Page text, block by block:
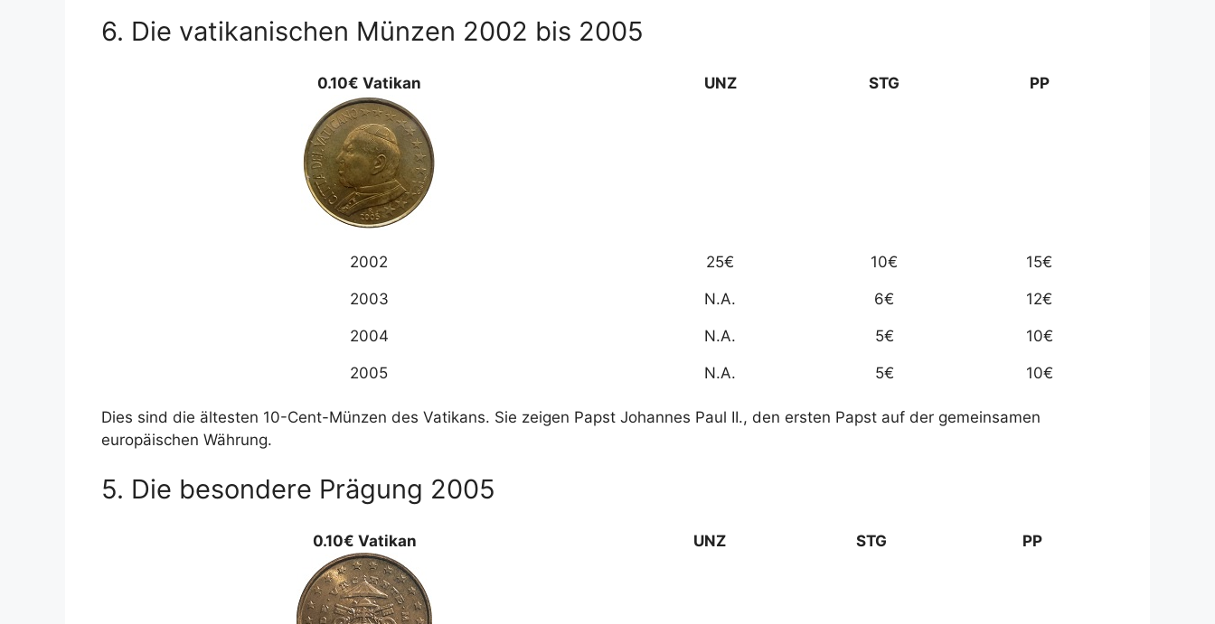
6. Die vatikanischen Münzen 2002 bis 2005
0.10€ Vatikan UNZ STG PP
2002 25€ 10€ 15€
2003 N.A. 6€ 12€
2004 N.A. 5€ 10€
2005 N.A. 5€ 10€
Dies sind die ältesten 10-Cent-Münzen des Vatikans. Sie zeigen Papst Johannes Paul II., den ersten Papst auf der gemeinsamen
europäischen Währung.
5. Die besondere Prägung 2005
0.10€ Vatikan UNZ STG PP